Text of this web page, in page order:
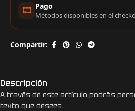
Pago
Métodos disponibles en el
Compartir:
Descripción
A través de este artículo podrás
texto que desees.